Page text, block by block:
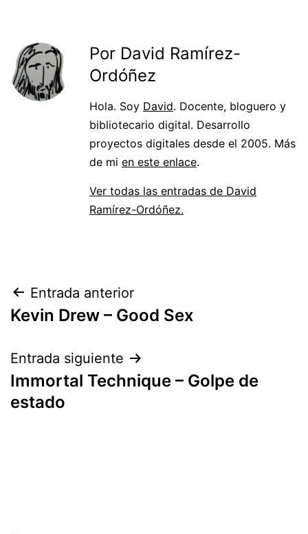
Por David Ramírez-
Ordóñez
Hola. Soy David. Docente, bloguero y
bibliotecario digital. Desarrollo
proyectos digitales desde el 2005. Más
de mi en este enlace.
Ver todas las entradas de David
Ramírez-Ordóñez.
Navegación
de
entradas
Entrada anterior
Kevin Drew – Good Sex
Entrada siguiente
Immortal Technique – Golpe de
estado